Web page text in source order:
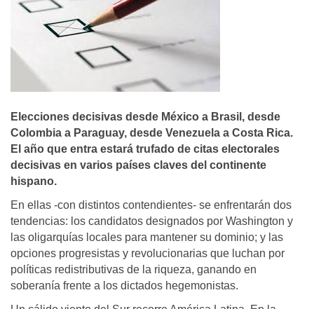
Elecciones decisivas desde México a Brasil, desde
Colombia a Paraguay, desde Venezuela a Costa Rica.
El año que entra estará trufado de citas electorales
decisivas en varios países claves del continente
hispano.
En ellas -con distintos contendientes- se enfrentarán dos
tendencias: los candidatos designados por Washington y
las oligarquías locales para mantener su dominio; y las
opciones progresistas y revolucionarias que luchan por
políticas redistributivas de la riqueza, ganando en
soberanía frente a los dictados hegemonistas.